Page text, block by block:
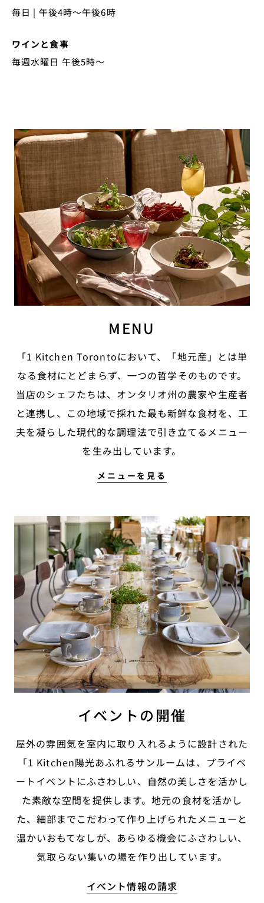
毎日 | 午後4時～午後6時
ワインと食事
毎週水曜日 午後5時～
MENU
「1 Kitchen Torontoにおいて、「地元産」とは単
なる食材にとどまらず、一つの哲学そのものです。
当店のシェフたちは、オンタリオ州の農家や生産者
と連携し、この地域で採れた最も新鮮な食材を、工
夫を凝らした現代的な調理法で引き立てるメニュー
を生み出しています。
メニューを見る
イベントの開催
屋外の雰囲気を室内に取り入れるように設計された
「1 Kitchen陽光あふれるサンルームは、プライベ
ートイベントにふさわしい、自然の美しさを活かし
た素敵な空間を提供します。地元の食材を活かし
た、細部までこだわって作り上げられたメニューと
温かいおもてなしが、あらゆる機会にふさわしい、
気取らない集いの場を作り出しています。
イベント情報の請求